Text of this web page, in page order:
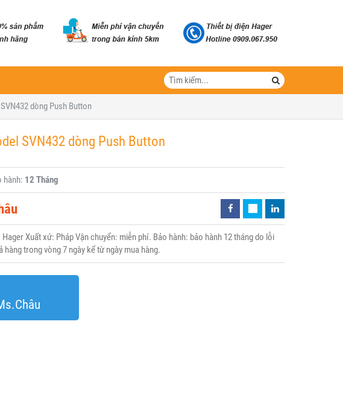
dòng Push Button
SVN432 dòng Push Button
hành: 12 Tháng
Xuất xứ: Pháp Vận chuyển: miễn phí. Bảo hành: bảo hành 12 tháng do lỗi
trong vòng 7 ngày kể từ ngày mua hàng.